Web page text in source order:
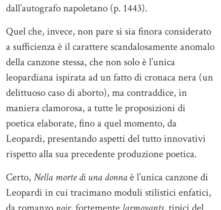
dall’autografo napoletano (p. 1443).
Quel che, invece, non pare si sia finora considerato
a sufficienza è il carattere scandalosamente anomalo
della canzone stessa, che non solo è l’unica
leopardiana ispirata ad un fatto di cronaca nera (un
delittuoso caso di aborto), ma contraddice, in
maniera clamorosa, a tutte le proposizioni di
poetica elaborate, fino a quel momento, da
Leopardi, presentando aspetti del tutto innovativi
rispetto alla sua precedente produzione poetica.
Certo, Nella morte di una donnaè l’unica canzone di
Leopardi in cui tracimano moduli stilistici enfatici,